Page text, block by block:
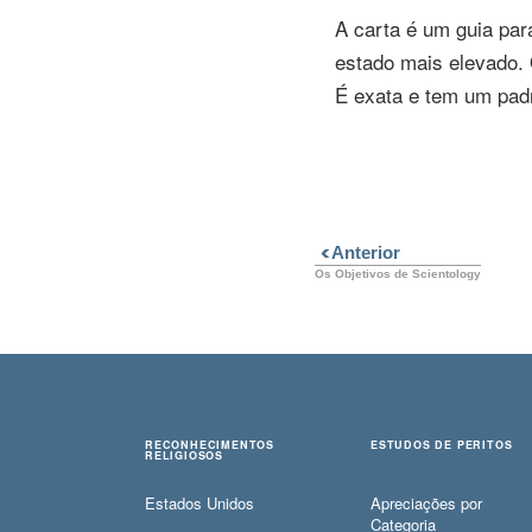
A carta é um guia
estado mais
É exata e tem um
Anterior
Os Objetivos de Scientology
RECONHECIMENTOS
RELIGIOSOS
Estados Unidos
ESTUDOS DE PERITOS
Apreciações por
Categoria